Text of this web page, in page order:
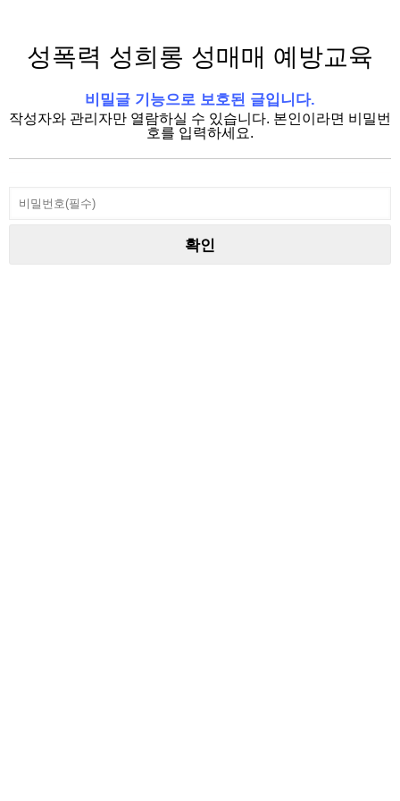
성폭력 성희롱 성매매 예방교육
비밀글 기능으로 보호된 글입니다.
작성자와 관리자만 열람하실 수 있습니다. 본인이라면 비밀번
호를 입력하세요.